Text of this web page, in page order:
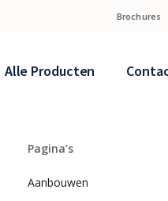
Brochures
Alle Producten
Pagina’s
Aanbouwen